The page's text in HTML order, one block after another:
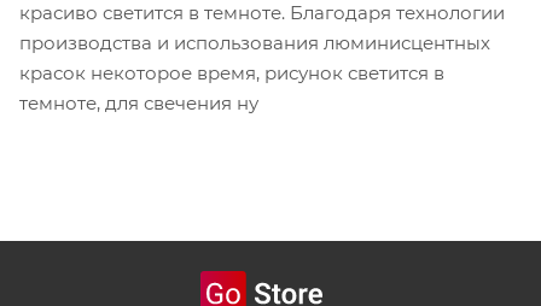
красиво светится в темноте. Благодаря технологии
производства и использования люминисцентных
красок некоторое время, рисунок светится в
темноте, для свечения ну